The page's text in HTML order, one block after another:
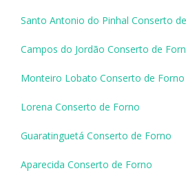
Santo Antonio do Pinhal Conserto
Campos do Jordão Conserto de
Monteiro Lobato Conserto de Forno
Lorena Conserto de Forno
Guaratinguetá Conserto de Forno
Aparecida Conserto de Forno